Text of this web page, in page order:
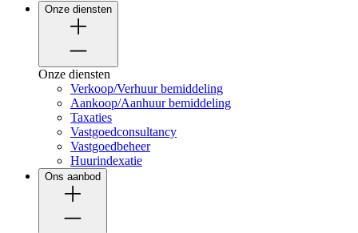
Onze diensten
Onze diensten
Verkoop/Verhuur bemiddeling
Aankoop/Aanhuur bemiddeling
Taxaties
Vastgoedconsultancy
Vastgoedbeheer
Huurindexatie
Ons aanbod